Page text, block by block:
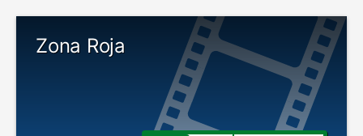
Zona Roja